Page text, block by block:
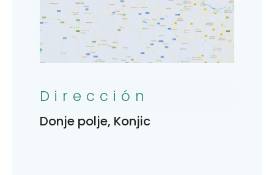
Dirección
Donje polje, Konjic